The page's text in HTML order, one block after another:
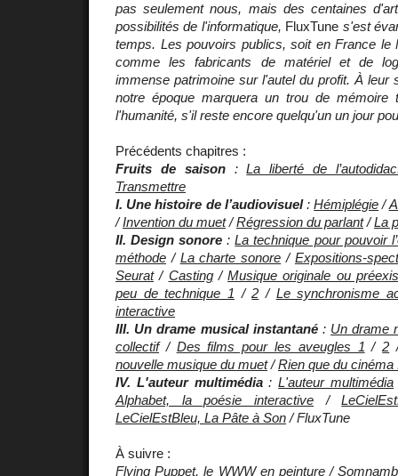
pas seulement nous, mais des centaines
possibilités de l'informatique, FluxTune s'est
temps. Les pouvoirs publics, soit en France le
comme les fabricants de matériel et de
immense patrimoine sur l'autel du profit. À leur
notre époque marquera un trou de mémoire
l'humanité, s'il reste encore quelqu'un un jour
Précédents chapitres :
Fruits de saison:La liberté de
Transmettre
I. Une histoire de l’audiovisuel:Hémiplégie/
/Invention du muet/Régression du parlant/La
II. Design sonore :La technique pour pouvoir
méthode / La charte sonore / Expositions-
Seurat/ Casting/Musique originale ou
peu de technique 1 /2 / Le synchronisme
interactive
III. Un drame musical instantané: Un drame
collectif/ Des films pour les aveugles 1 /2
nouvelle musique du muet/Rien que du cinéma
IV. L'auteur multimédia:L'auteur multimédia
Alphabet, la poésie interactive /
LeCielEstBleu, La Pâte à Son/ FluxTune
À suivre :
Flying Puppet, le WWW en peinture /